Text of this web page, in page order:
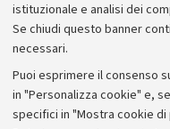
istituzionale e analisi dei
Se chiudi questo banner
necessari.
Puoi esprimere il consenso
in "Personalizza cookie" e,
specifici in "Mostra cookie di